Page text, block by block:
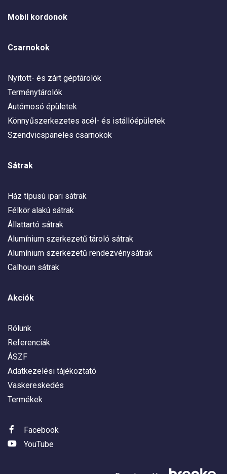
Mobil kordonok
Csarnokok
Nyitott- és zárt géptárolók
Terménytárolók
Autómosó épületek
Könnyűszerkezetes acél- és istállóépületek
Szendvicspaneles csarnokok
Sátrak
Ház típusú ipari sátrak
Félkör alakú sátrak
Állattartó sátrak
Alumínium szerkezetű tároló sátrak
Alumínium szerkezetű rendezvénysátrak
Calhoun sátrak
Akciók
Rólunk
Referenciák
ÁSZF
Adatkezelési tájékoztató
Vaskereskedés
Termékek
Facebook
YouTube